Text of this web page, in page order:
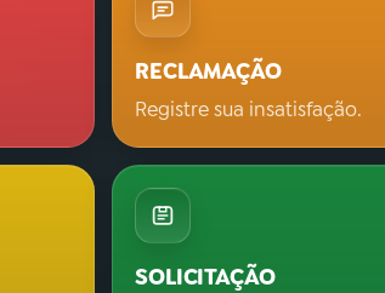
RECLAMAÇÃO
Registre sua insatisfação.
SOLICITAÇÃO